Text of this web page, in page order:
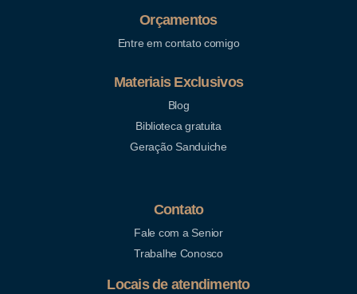
Orçamentos
Entre em contato comigo
Materiais Exclusivos
Blog
Biblioteca gratuita
Geração Sanduiche
Contato
Fale com a Senior
Trabalhe Conosco
Locais de atendimento